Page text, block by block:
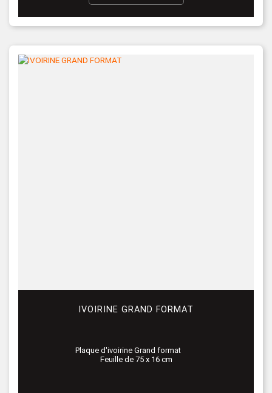
IVOIRINE GRAND FORMAT
Plaque d'ivoirine Grand format
Feuille de 75 x 16 cm